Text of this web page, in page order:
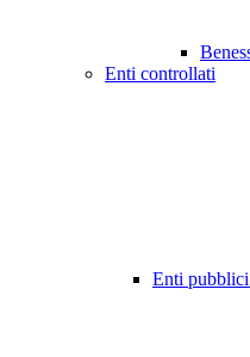
Enti controllati
Enti